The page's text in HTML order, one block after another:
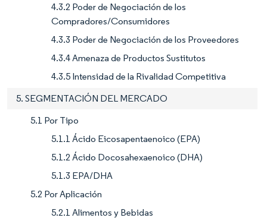
4.3.2 Poder de Negociación de los
Compradores/Consumidores
4.3.3 Poder de Negociación de los Proveedores
4.3.4 Amenaza de Productos Sustitutos
4.3.5 Intensidad de la Rivalidad Competitiva
5. SEGMENTACIÓN DEL MERCADO
5.1 Por Tipo
5.1.1 Ácido Eicosapentaenoico (EPA)
5.1.2 Ácido Docosahexaenoico (DHA)
5.1.3 EPA/DHA
5.2 Por Aplicación
5.2.1 Alimentos y Bebidas